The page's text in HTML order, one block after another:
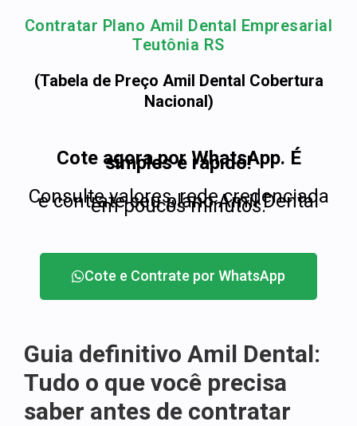
Contratar Plano Amil Dental Empresarial
Teutônia RS
(Tabela de Preço Amil Dental Cobertura
Nacional)
Cote agora por WhatsApp. É
simples e rápido!
Consulte valores, rede credenciada
e contrate seu plano Amil Dental
em poucos minutos.
Cote e Contrate por WhatsApp
Guia definitivo Amil Dental:
Tudo o que você precisa
saber antes de contratar